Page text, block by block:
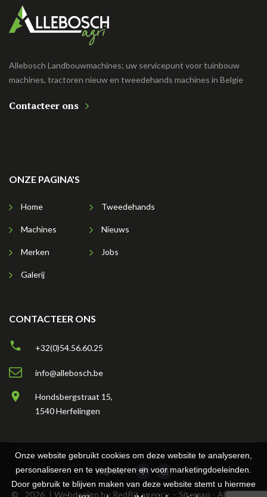
Onze website gebruikt cookies om deze website te analyseren,
personaliseren en te verbeteren en voor marketingdoeleinden.
Door gebruik te blijven maken van deze website stemt u hiermee
Allebosch Landbouwmachines; uw servicepunt voor tuinbouw
machines, tractoren nieuw en tweedehands machines in Belgie
Contacteer ons
ONZE PAGINA'S
Home
Machines
Merken
Galerij
Tweedehands
Nieuws
Jobs
CONTACTEER ONS
+32(0)54.56.60.25
info@allebosch.be
Hondsbergstraat 15,
1540 Herfelingen
Volg ons:
© 2026 | Webdesign by RedBit.agency - Sitemap - Algemene